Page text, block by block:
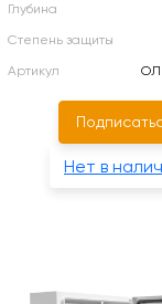
Глубина
Степень защиты
Артикул
Нет в